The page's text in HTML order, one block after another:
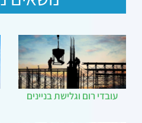
עובדי רום וגלישת בניינים